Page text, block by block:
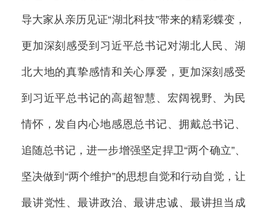
导大家从亲历见证“湖北科技”带来的精彩蝶变，
更加深刻感受到习近平总书记对湖北人民、湖
北大地的真挚感情和关心厚爱，更加深刻感受
到习近平总书记的高超智慧、宏阔视野、为民
情怀，发自内心地感恩总书记、拥戴总书记、
追随总书记，进一步增强坚定捍卫“两个确立”、
坚决做到“两个维护”的思想自觉和行动自觉，让
最讲党性、最讲政治、最讲忠诚、最讲担当成